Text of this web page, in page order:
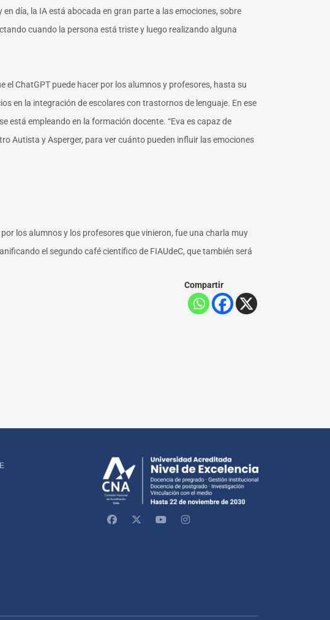
día, la IA está abocada en gran parte a las emociones, sobre
cuando la persona está triste y luego realizando alguna
el ChatGPT puede hacer por los alumnos y profesores, hasta su
en la integración de escolares con trastornos de lenguaje. En ese
está empleando en la formación docente. “Eva es capaz de
Autista y Asperger, para ver cuánto pueden influir las emociones
los alumnos y los profesores que vinieron, fue una charla muy
el segundo café científico de FIAUdeC, que también será
Compartir